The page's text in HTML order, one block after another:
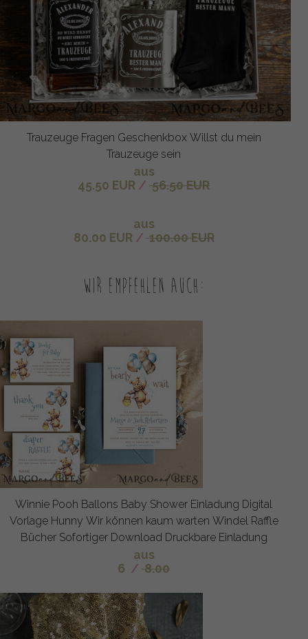
Trauzeuge Fragen Geschenkbox Willst du mein
Trauzeuge sein
aus
45.50 EUR / 56.50 EUR
aus
80.00 EUR / 100.00 EUR
Wir empfehlen auch:
Winnie Pooh Ballons Baby Shower Einladung Digital
Vorlage Hunny Wir können kaum warten Windel Raffle
Bücher Sofortiger Download Druckbare Einladung
aus
6 / 8.00